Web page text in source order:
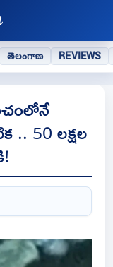
తెలంగాణ REVIEWS
.. 50 లక్షల